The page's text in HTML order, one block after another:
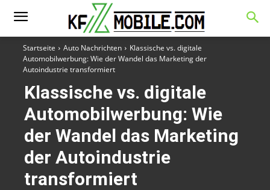
Startseite Auto Nachrichten
Klassische vs. digitale
Automobilwerbung: Wie der Wandel das Marketing der
Autoindustrie transformiert
Klassische vs. digitale
Automobilwerbung: Wie
der Wandel das Marketing
der Autoindustrie
transformiert